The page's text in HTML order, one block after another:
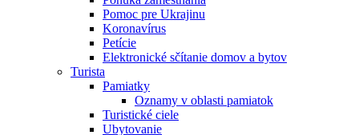
Pomoc pre Ukrajinu
Koronavírus
Petície
Elektronické sčítanie domov a bytov
Turista
Pamiatky
Oznamy v oblasti pamiatok
Turistické ciele
Ubytovanie